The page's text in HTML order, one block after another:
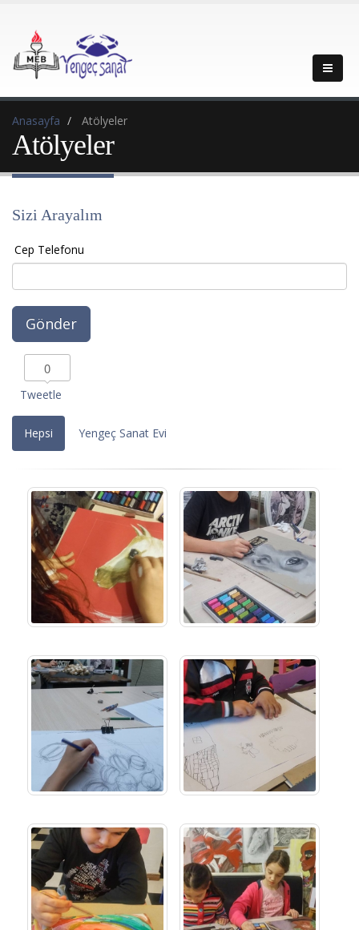
Anasayfa Atölyeler
Atölyeler
Sizi Arayalım
Cep Telefonu
0
Tweetle
Hepsi Yengeç Sanat Evi